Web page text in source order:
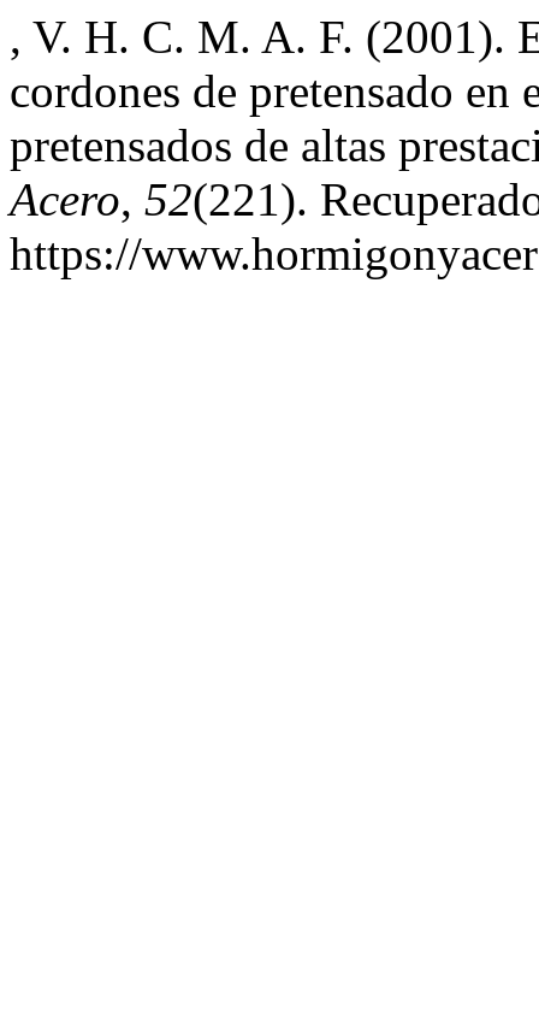
, V. H. C. M. A. F. (2001).
cordones de pretensado en
pretensados de altas
Acero, 52(221).
https://